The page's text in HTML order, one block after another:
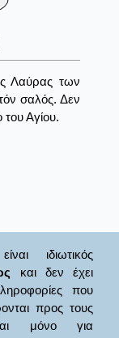
Λαύρας των
σαλός. Δεν
του Αγίου.
ιδιωτικός
και δεν έχει
που
προς τους
μόνο για